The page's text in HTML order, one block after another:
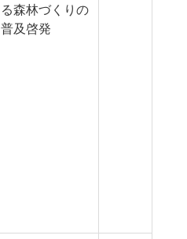
る森林づくりの
普及啓発